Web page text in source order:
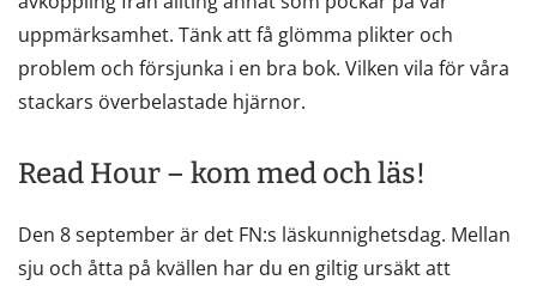
uppmärksamhet. Tänk att få glömma plikter och
problem och försjunka i en bra bok. Vilken vila för våra
stackars överbelastade hjärnor.
Read Hour – kom med och läs!
Den 8 september är det FN:s läskunnighetsdag. Mellan
sju och åtta på kvällen har du en giltig ursäkt att